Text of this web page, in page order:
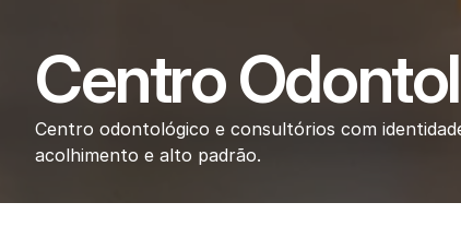
Centro
Centro odontológico e consultórios com
acolhimento e alto padrão.